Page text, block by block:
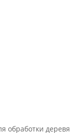
обработки